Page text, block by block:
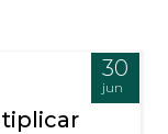
30
jun